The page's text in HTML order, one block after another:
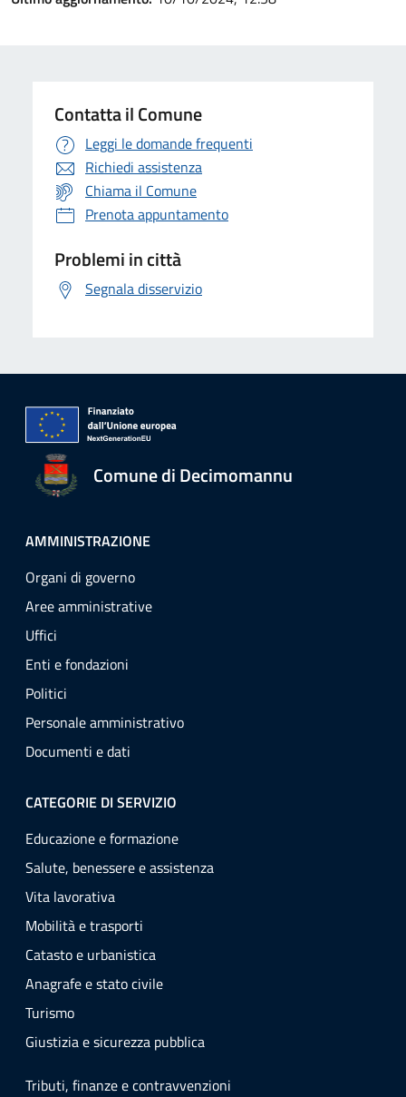
Contatta il Comune
Leggi le domande frequenti
Richiedi assistenza
Chiama il Comune
Prenota appuntamento
Problemi in città
Segnala disservizio
Comune di Decimomannu
AMMINISTRAZIONE
Organi di governo
Aree amministrative
Uffici
Enti e fondazioni
Politici
Personale amministrativo
Documenti e dati
CATEGORIE DI SERVIZIO
Educazione e formazione
Salute, benessere e assistenza
Vita lavorativa
Mobilità e trasporti
Catasto e urbanistica
Anagrafe e stato civile
Turismo
Giustizia e sicurezza pubblica
Tributi, finanze e contravvenzioni